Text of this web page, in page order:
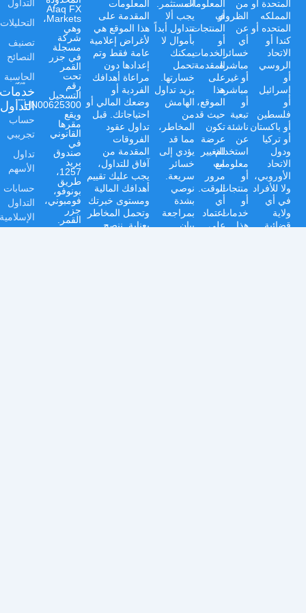
التداول
التحليلات
تصنيف
النصائح
الحاسبة
خدمات
التداول
حساب
تجريبي
تداول
الأسهم
حسابات
التداول
الإسلامية
Afaq FX
Markets،
وهي
شركة
مسجلة
في جزر
القمر
تحت
رقم
التسجيل
HN00625300،
ويقع
مقرها
القانوني
في
صندوق
بريد
1257،
طريق
بونوفو،
فومبوني،
جزر
القمر.
المعلومات
المقدمة على
هذا الموقع هي
لأغراض إعلامية
عامة فقط وتم
إعدادها دون
مراعاة أهدافك
الفردية أو
وضعك المالي أو
احتياجاتك. قبل
تداول عقود
الفروقات
المقدمة من
آفاق للتداول،
يجب عليك تقييم
أهدافك المالية
ومستوى خبرتك
وتحمل المخاطر
بعناية. ننصح
المستثمر.
يجب ألا
تتداول أبداً
بأموال لا
يمكنك
تحمل
خسارتها.
يزيد تداول
الهامش
من
المخاطر،
مما قد
يؤدي إلى
خسائر
سريعة.
نوصي
بشدة
بمراجعة
بيان
المعلومات
أو
المنتجات
أو
الخدمات
المقدمة
على
هذا
الموقع،
حيث قد
تكون
عرضة
للتغيير
مع
مرور
الوقت.
أي
اعتماد
على
من
الظروف
عن
أي
خسائر
مباشرة
أو غير
مباشرة
أو
تبعية
ناشئة
عن
استخدام
معلومات
أو
منتجات
أو
خدمات
هذا
المتحدة أو
المملكه
المتحده أو
كندا أو
الاتحاد
الروسي
أو
إسرائيل
أو
فلسطين
أو باكستان
أو تركيا
ودول
الاتحاد
الأوروبي،
ولا للأفراد
في أي
ولاية
قضائية